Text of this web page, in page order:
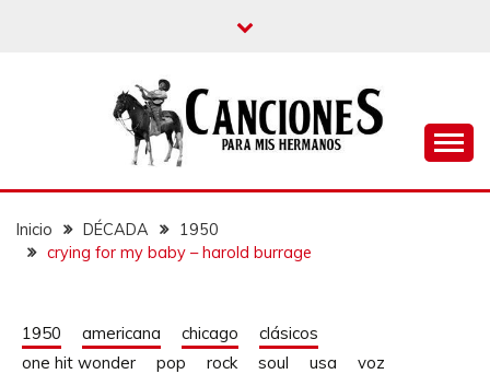
CANCIONES PARA
MIS HERMANOS
Inicio DÉCADA
1950
crying for my baby – harold burrage
1950 americana chicago
clásicos
one hit wonder
pop rock soul usa voz